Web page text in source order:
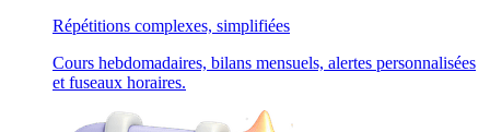
Répétitions complexes, simplifiées
Cours hebdomadaires, bilans mensuels, alertes personnalisées
et fuseaux horaires.